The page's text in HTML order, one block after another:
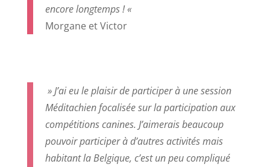
encore longtemps ! «
Morgane et Victor
» J’ai eu le plaisir de participer à une session
Méditachien focalisée sur la participation aux
compétitions canines. J’aimerais beaucoup
pouvoir participer à d’autres activités mais
habitant la Belgique, c’est un peu compliqué